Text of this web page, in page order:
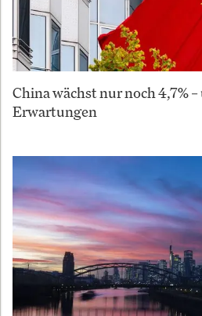
China wächst nur noch 4,7%
Erwartungen